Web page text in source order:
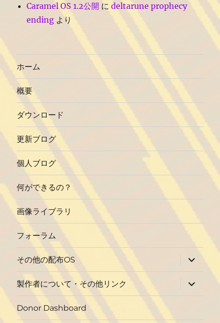
Caramel OS 1.2公開 にdeltarune prophecy
ending より
ホーム
概要
ダウンロード
更新ブログ
個人ブログ
何ができるの？
画像ライブラリ
フォーラム
その他の配布OS
サ
メ
ニ
ー
開
製作者について・その他リンク
サ
メ
ー
Donor Dashboard